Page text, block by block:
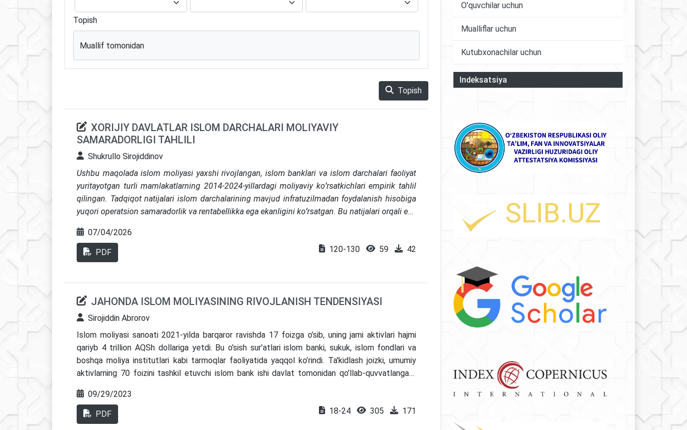
Topish
Muallif tomonidan
Topish
XORIJIY DAVLATLAR ISLOM DARCHALARI MOLIYAVIY
SAMARADORLIGI TAHLILI
Shukrullo Sirojiddinov
Ushbu maqolada islom moliyasi yaxshi rivojlangan, islom banklari va islom darchalari faoliyat
yuritayotgan turli mamlakatlarning 2014-2024-yillardagi moliyaviy koʻrsatkichlari empirik tahlil
qilingan. Tadqiqot natijalari islom darchalarining mavjud infratuzilmadan foydalanish hisobiga
yuqori operatsion samaradorlik va rentabellikka ega ekanligini koʻrsatgan. Bu natijalari orqali esa
Xalqaro tajriba asosida Oʻzbekiston bank tizimida islom darchalarini joriy etish uchun maqbul
benchmark koʻrsatkichlari va strategik tavsiyalar ishlab chiqilgan.
07/04/2026
PDF 120-130 59 42
JAHONDA ISLOM MOLIYASINING RIVOJLANISH TENDENSIYASI
Sirojiddin Abrorov
Islom moliyasi sanoati 2021-yilda barqaror ravishda 17 foizga o’sib, uning jami aktivlari hajmi
qariyb 4 trillion AQSh dollariga yetdi. Bu o’sish sur’atlari islom banki, sukuk, islom fondlari va
boshqa moliya institutlari kabi tarmoqlar faoliyatida yaqqol ko’rindi. Ta'kidlash joizki, umumiy
aktivlarning 70 foizini tashkil etuvchi islom bank ishi davlat tomonidan qo’llab-quvvatlangani,
bo’lsa, mos ravishta, aktivlarning o’rtacha rentabelligi ham o’sib bordi. Butun dunyo bo’ylab to’liq
raqamli islomiy banklarning yuksalishi va LIBORga o’tish jarayoniga javoban Malayziyaning
MYOR-i va Ummonning islomiy pul bozorlari vositalari sanoat innovatsiyasini yoqlab chiqdilar.
09/29/2023
PDF 18-24 305 171
O'quvchilar uchun
Mualliflar uchun
Kutubxonachilar uchun
Indeksatsiya